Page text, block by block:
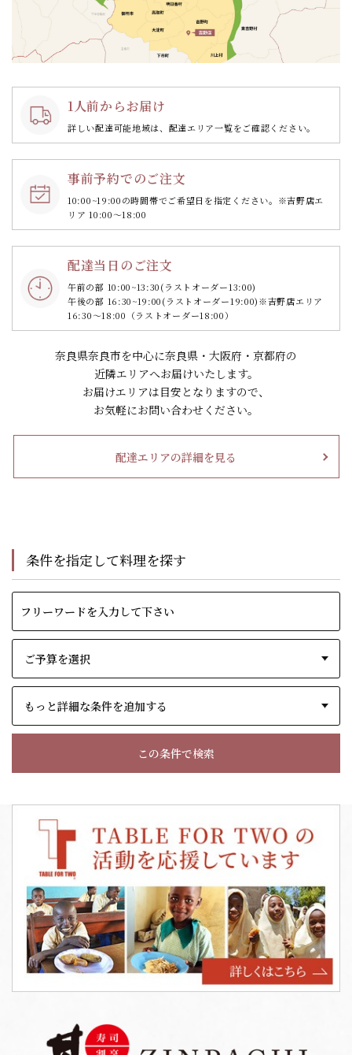
1人前からお届け
詳しい配達可能地域は、配達エリア一覧をご確認ください。
事前予約でのご注文
10:00~19:00の時間帯でご希望日を指定ください。 ※吉野店エ
リア 10:00～18:00
配達当日のご注文
午前の部 10:00~13:30(ラストオーダー13:00)
午後の部 16:30~19:00(ラストオーダー19:00)※吉野店エリア
16:30～18:00（ラストオーダー18:00）
奈良県奈良市を中心に奈良県・大阪府・京都府の
近隣エリアへお届けいたします。
お届けエリアは目安となりますので、
お気軽にお問い合わせください。
配達エリアの詳細を見る
条件を指定して料理を探す
もっと詳細な条件を追加する
この条件で検索